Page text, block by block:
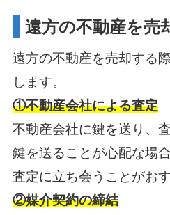
遠方の不動産を売
遠方の不動産を売却する
します。
①不動産会社による査定
不動産会社に鍵を送り、
鍵を送ることが心配な場
査定に立ち会うことがお
②媒介契約の締結